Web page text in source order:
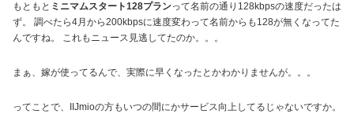
もともと ミニマムスタート128プランって名前の通り128kbpsの速度だったは
ず。 調べたら4月から200kbpsに速度変わって名前からも128が無くなってた
んですね。 これもニュース見逃してたのか。。。
まぁ、嫁が使ってるんで、実際に早くなったとかわかりませんが。。。
ってことで、IIJmioの方もいつの間にかサービス向上してるじゃないですか。